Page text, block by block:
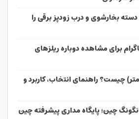
بخارشوی و درب زودپز برقی را
برای مشاهده دوباره ریلزهای
فلومتر هوا (CFM متر) چیست؟ راهنمای انتخاب، کاربرد و
چین؛ پایگاه مداری پیشرفته چین